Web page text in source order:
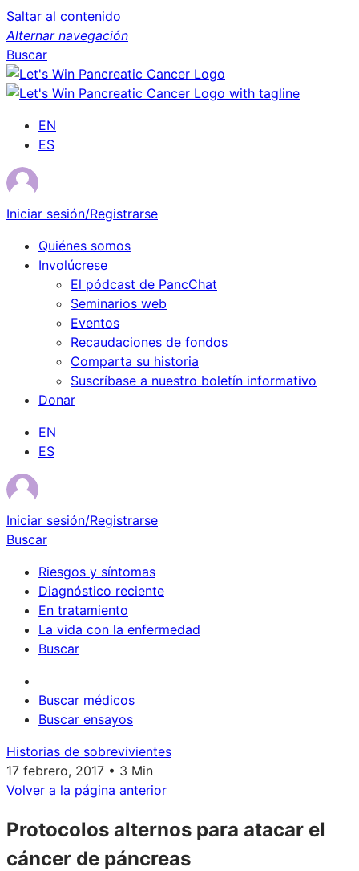
Saltar al contenido
Alternar navegación
Buscar
EN
ES
Iniciar sesión/Registrarse
Quiénes somos
Involúcrese
El pódcast de PancChat
Seminarios web
Eventos
Recaudaciones de fondos
Comparta su historia
Suscríbase a nuestro boletín informativo
Donar
EN
ES
Iniciar sesión/Registrarse
Buscar
Riesgos y síntomas
Diagnóstico reciente
En tratamiento
La vida con la enfermedad
Buscar
Buscar médicos
Buscar ensayos
Historias de sobrevivientes
17 febrero, 2017 • 3 Min
Volver a la página anterior
Protocolos alternos para atacar el
cáncer de páncreas